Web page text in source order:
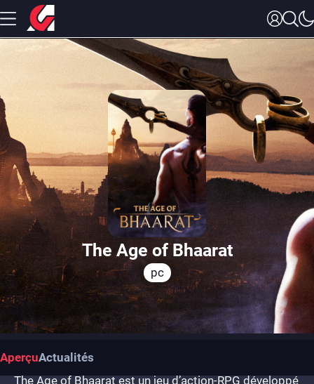
The Age of Bhaarat
pc
AperçuActualités
The Age of Bhaarat est un jeu d’action-RPG développé